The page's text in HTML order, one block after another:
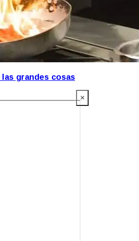
grandes cosas
×